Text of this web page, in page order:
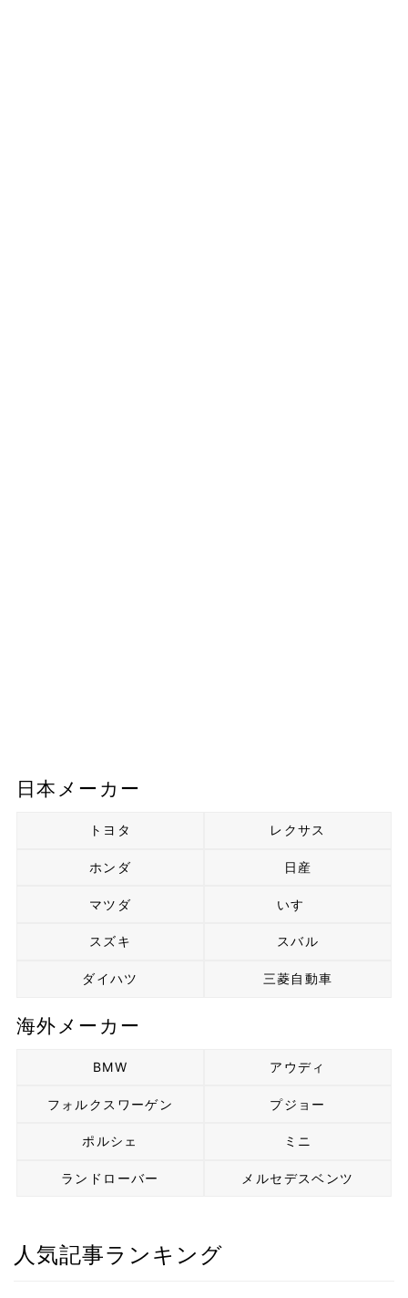
日本メーカー
トヨタ レクサス
ホンダ 日産
マツダ いすゞ
スズキ スバル
ダイハツ 三菱自動車
海外メーカー
BMW アウディ
フォルクスワーゲン プジョー
ポルシェ ミニ
ランドローバー メルセデスベンツ
人気記事ランキング